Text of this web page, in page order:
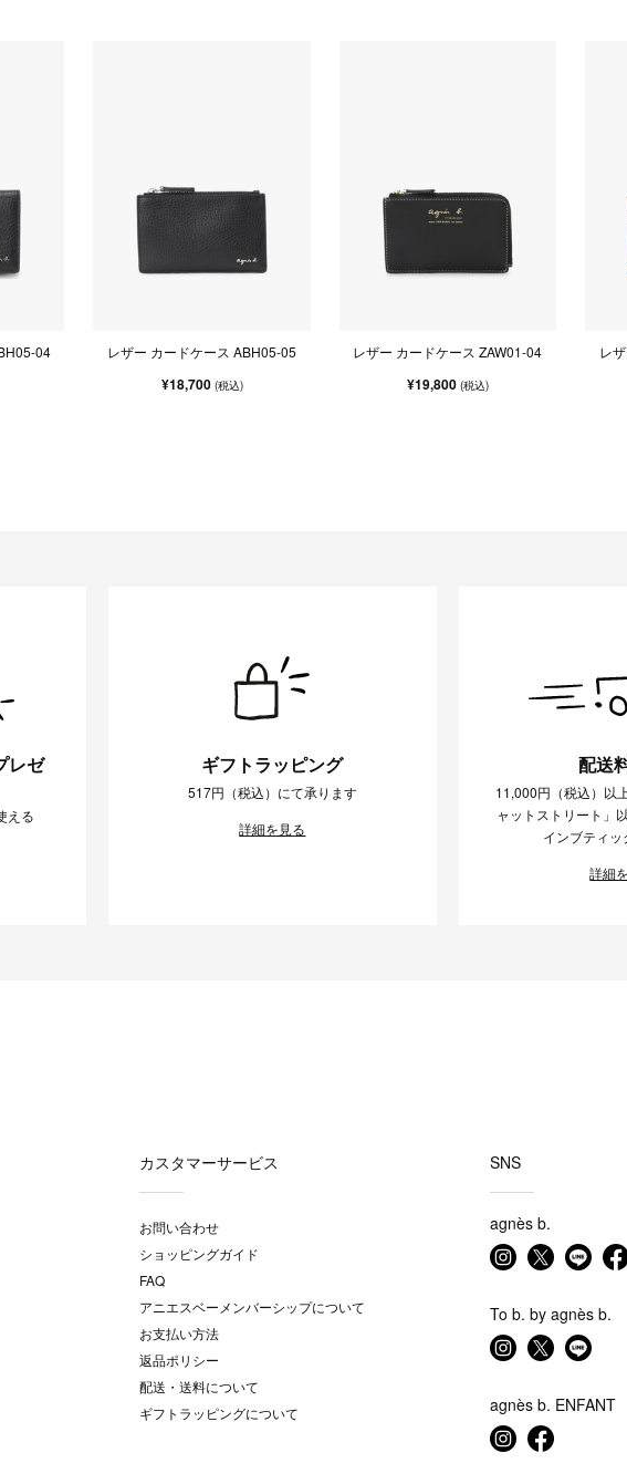
04 レザー カードケース ABH05-05
¥18,700 (税込)
レザー カードケース ZAW01-04
¥19,800 (税込)
レ
レゼ
える
ギフトラッピング
517円（税込）にて承ります
詳細を見る
配送
11,000円（税込）以
ャットストリート」
インブティ
詳細
カスタマーサービス
お問い合わせ
ショッピングガイド
FAQ
アニエスベーメンバーシップについて
お支払い方法
返品ポリシー
配送・送料について
ギフトラッピングについて
SNS
agnès b.
To b. by agnès b.
agnès b. ENFANT